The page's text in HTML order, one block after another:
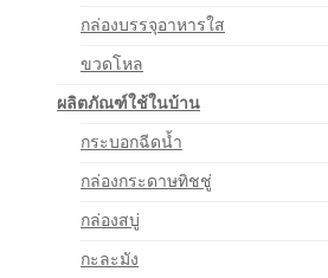
กล่องบรรจุอาหารใส
ขวดโหล
ผลิตภัณฑ์ใช้ในบ้าน
กระบอกฉีดน้ำ
กล่องกระดาษทิชชู่
กล่องสบู่
กะละมัง